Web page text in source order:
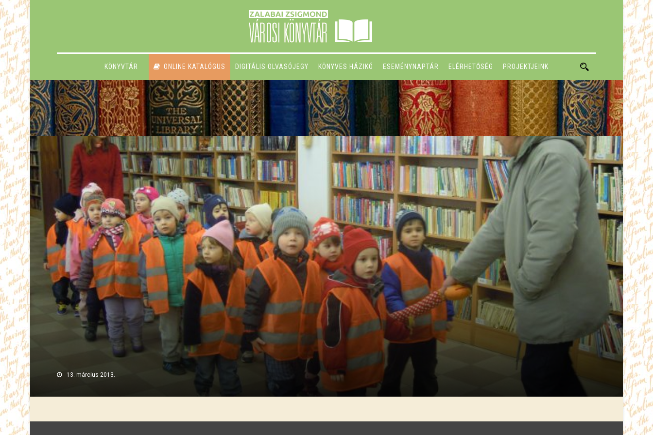
KÖNYVTÁR ONLINE KATALÓGUS DIGITÁLIS OLVASÓJEGY KÖNYVES HÁZIKÓ ESEMÉNYNAPTÁR ELÉRHETŐSÉG PROJEKTJEINK
13. március 2013.